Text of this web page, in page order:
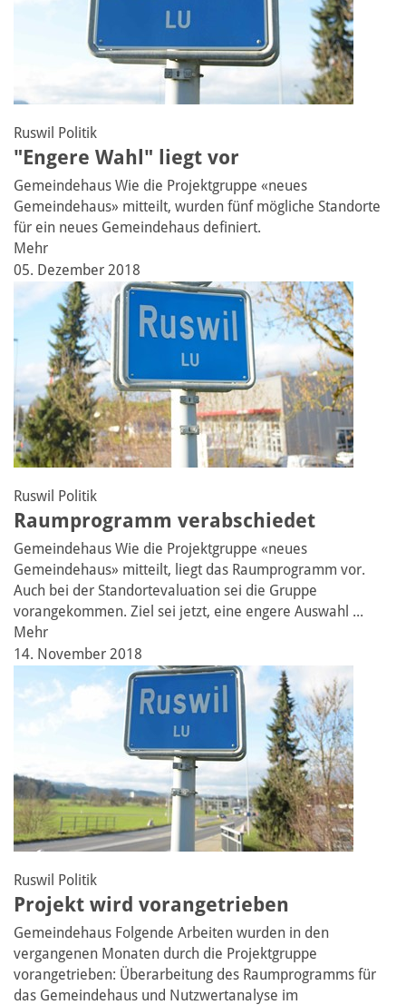
Ruswil Politik
"Engere Wahl" liegt vor
Gemeindehaus Wie die Projektgruppe «neues
Gemeindehaus» mitteilt, wurden fünf mögliche Standorte
für ein neues Gemeindehaus definiert.
Mehr
05. Dezember 2018
Ruswil Politik
Raumprogramm verabschiedet
Gemeindehaus Wie die Projektgruppe «neues
Gemeindehaus» mitteilt, liegt das Raumprogramm vor.
Auch bei der Standortevaluation sei die Gruppe
vorangekommen. Ziel sei jetzt, eine engere Auswahl ...
Mehr
14. November 2018
Ruswil Politik
Projekt wird vorangetrieben
Gemeindehaus Folgende Arbeiten wurden in den
vergangenen Monaten durch die Projektgruppe
vorangetrieben: Überarbeitung des Raumprogramms für
das Gemeindehaus und Nutzwertanalyse im